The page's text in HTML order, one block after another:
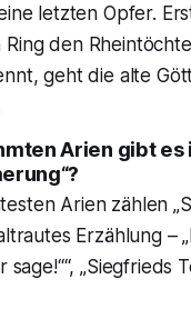
letzten Opfer.
Ring den
geht die alte
Arien gibt es
Arien zählen
Erzählung –
sage!““, „Siegfrieds